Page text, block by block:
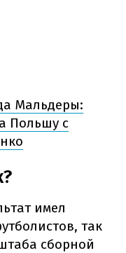
Мальдеры:
Польшу с
имел
так
сборной